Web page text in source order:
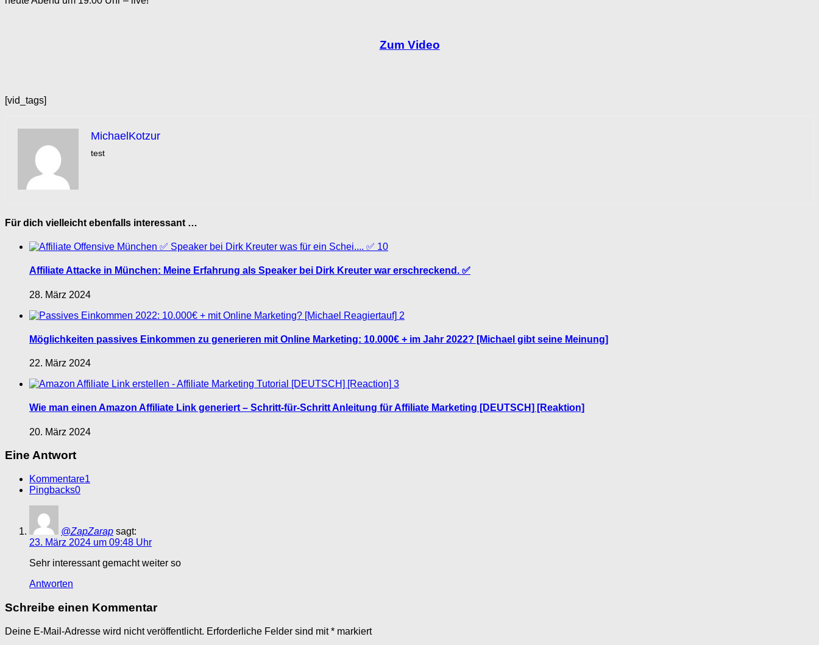
Zum Video
[vid_tags]
MichaelKotzur
test
Für dich vielleicht ebenfalls interessant …
10
Affiliate Attacke in München: Meine Erfahrung als Speaker bei Dirk Kreuter war erschreckend. ✅
28. März 2024
2
Möglichkeiten passives Einkommen zu generieren mit Online Marketing: 10.000€ + im Jahr 2022? [Michael gibt seine Meinung]
22. März 2024
3
Wie man einen Amazon Affiliate Link generiert – Schritt-für-Schritt Anleitung für Affiliate Marketing [DEUTSCH] [Reaktion]
20. März 2024
Eine Antwort
Kommentare1
Pingbacks0
@ZapZarap sagt:
23. März 2024 um 09:48 Uhr
Sehr interessant gemacht weiter so
Antworten
Schreibe einen Kommentar
Deine E-Mail-Adresse wird nicht veröffentlicht. Erforderliche Felder sind mit* markiert